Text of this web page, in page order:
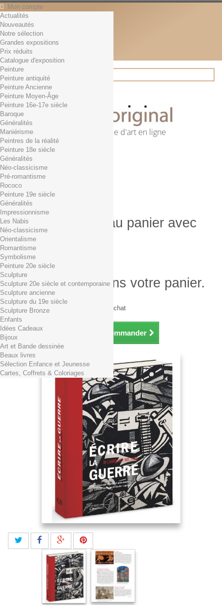
Mon compte
Contact
Français
English
Français
Actualités
Rechercher
Première librairie d'art en ligne
Panier (vide)
Aucun produit
0,01€ dès 29€ d'achat
0,00 € Total
Commander
Produit ajouté au panier avec
succès
Quantité
Total
Il y a 1 produit dans votre panier.
Total produits TTC
Frais de port TTC
0,01€ dès 29€ d'achat
Total TTC
Continuer mes achats Commander
Actualités
Nouveautés
Notre sélection
Grandes expositions
Prix réduits
Catalogue d'exposition
Peinture
Peinture antiquité
Peinture Ancienne
Peinture Moyen-Âge
Peinture 16e-17e siècle
Baroque
Généralités
Maniérisme
Peintres de la réalité
Peinture 18e siècle
Généralités
Néo-classicisme
Pré-romantisme
Rococo
Peinture 19e siècle
Généralités
Impressionnisme
Les Nabis
Néo-classicisme
Orientalisme
Romantisme
Symbolisme
Peinture 20e siècle
Sculpture
Sculpture 20e siècle et contemporaine
Sculpture ancienne
Sculpture du 19e siècle
Sculpture Bronze
Enfants
Idées Cadeaux
Bijoux
Art et Bande dessinée
Beaux livres
Sélection Enfance et Jeunesse
Cartes, Coffrets & Coloriages